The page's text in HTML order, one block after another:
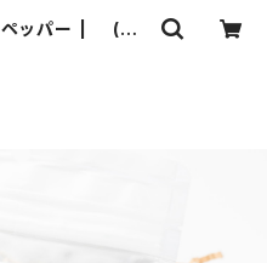
ッパー | (有)